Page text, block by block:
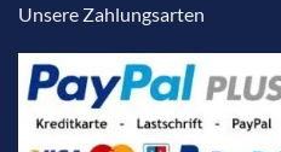
Unsere Zahlungsarten